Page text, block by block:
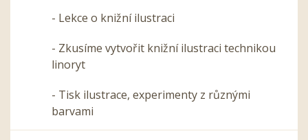
- Lekce o knižní ilustraci
- Zkusíme vytvořit knižní ilustraci technikou
linoryt
- Tisk ilustrace, experimenty z různými
barvami